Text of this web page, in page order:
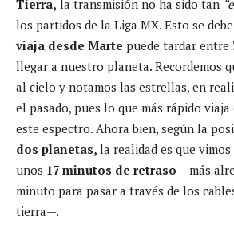
Tierra, la transmisión no ha sido tan
los partidos de la Liga MX. Esto se
viaja desde Marte puede tardar entre
llegar a nuestro planeta. Recordemos
al cielo y notamos las estrellas, en
el pasado, pues lo que más rápido
este espectro. Ahora bien, según la
dos planetas, la realidad es que
unos 17 minutos de retraso —más
minuto para pasar a través de los
tierra—.